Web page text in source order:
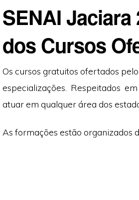
SENAI
dos Cursos
Os cursos gratuitos ofertados pelo
especializações. Respeitados
atuar em qualquer área dos
As formações estão organizados